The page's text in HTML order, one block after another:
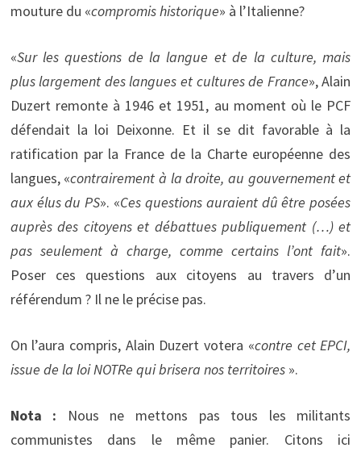
mouture du «compromis historique» à l’Italienne?
«Sur les questions de la langue et de la culture, mais
plus largement des langues et cultures de France», Alain
Duzert remonte à 1946 et 1951, au moment où le PCF
défendait la loi Deixonne. Et il se dit favorable à la
ratification par la France de la Charte européenne des
langues, «contrairement à la droite, au gouvernement et
aux élus du PS». «Ces questions auraient dû être posées
auprès des citoyens et débattues publiquement (…) et
pas seulement à charge, comme certains l’ont fait».
Poser ces questions aux citoyens au travers d’un
référendum ? Il ne le précise pas.
On l’aura compris, Alain Duzert votera «contre cet EPCI,
issue de la loi NOTRe qui brisera nos territoires».
Nota : Nous ne mettons pas tous les militants
communistes dans le même panier. Citons ici